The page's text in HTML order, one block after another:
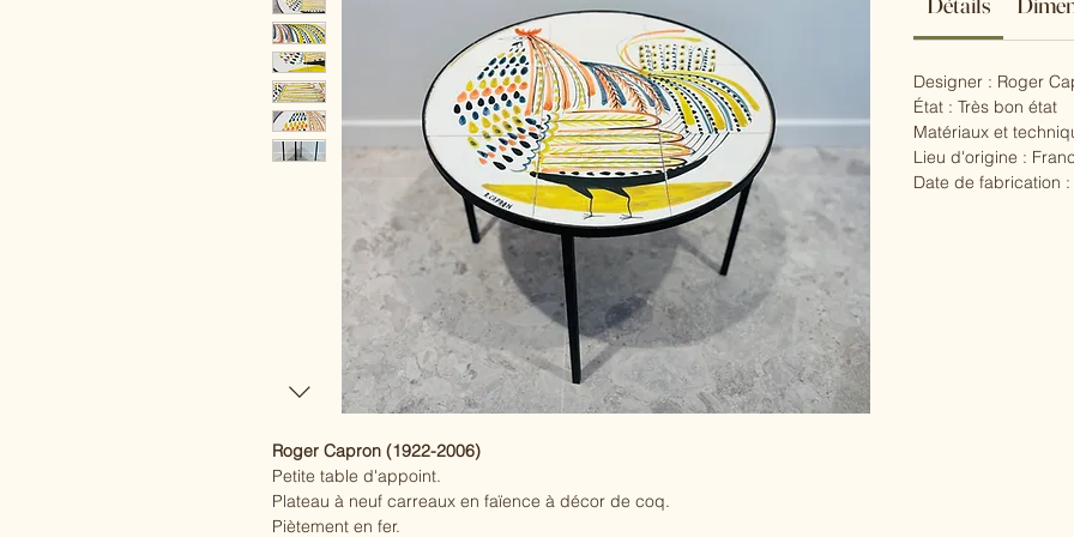
Roger Capron (1922-2006)
Petite table d'appoint.
Plateau à neuf carreaux en faïence à décor de coq.
Piètement en fer.
Designer : Roger
État : Très bon état
Matériaux et
Lieu d'origine :
Date de fabrication